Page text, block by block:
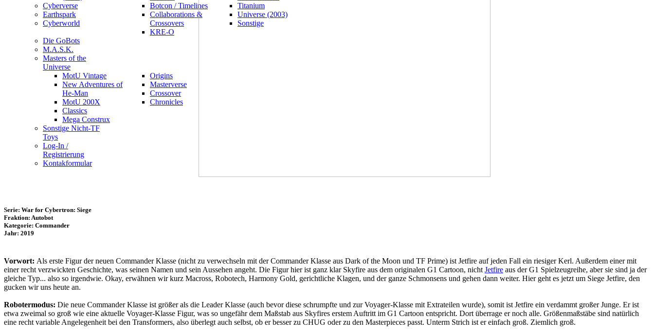
Cyberverse
Earthspark
Cyberworld
Botcon / Timelines
Collaborations &
Crossovers
KRE-O
Titanium
Universe (2003)
Sonstige
Die GoBots
M.A.S.K.
Masters of the
Universe
MotU Vintage
New Adventures of
He-Man
MotU 200X
Classics
Mega Construx
Origins
Masterverse
Crossover
Chronicles
Sonstige Nicht-TF
Toys
Log-In /
Registrierung
Kontakformular
Serie: War for Cybertron: Siege
Fraktion: Autobot
Kategorie: Commander
Jahr: 2019
Vorwort: Als erste Figur der neuen Commander Klasse (nicht zu verwechseln mit der Commander Klasse aus Dark of the Moon und TF Prime) ist Jetfire auf jeden Fall ein riesiger Kerl. Außerdem einer mit
einer recht verzwickten Geschichte, was seinen Namen und sein Aussehen angeht. Die Figur hier ist ganz klar Skyfire aus dem originalen G1 Cartoon, nicht Jetfire aus der G1 Spielzeugreihe, aber sie sind ja der
gleiche Typ... also so irgendwie. Okay, erwähnen wir kurz Macross, Robotech, Harmony Gold, gerichtliche Klagen, und der ganze Schmonsens und gehen dann weiter. Hier geht es jetzt um Siege Jetfire, den
gucken wir uns heute an.
Robotermodus: Die neue Commander Klasse ist größer als die Leader Klasse (auch bevor diese schrumpfte und zur Voyager-Klasse mit Extrateilen wurde), somit ist Jetfire ein verdammt großer Junge. Er ist
etwa zweimal so groß wie eine aktuelle Voyager-Klasse Figur, was so ungefähr dem Maßstab aus Skyfires erstem Auftritt im G1 Cartoon entspricht. Dort überrage er noch alle. Größenmaßstäbe sind natürlich
eine recht variable Angelegenheit bei den Transformers, also überlegt auch selbst, ob er besser zu CHUG oder zu den Masterpieces passt. Unterm Strich ist er einfach groß. Ziemlich groß.